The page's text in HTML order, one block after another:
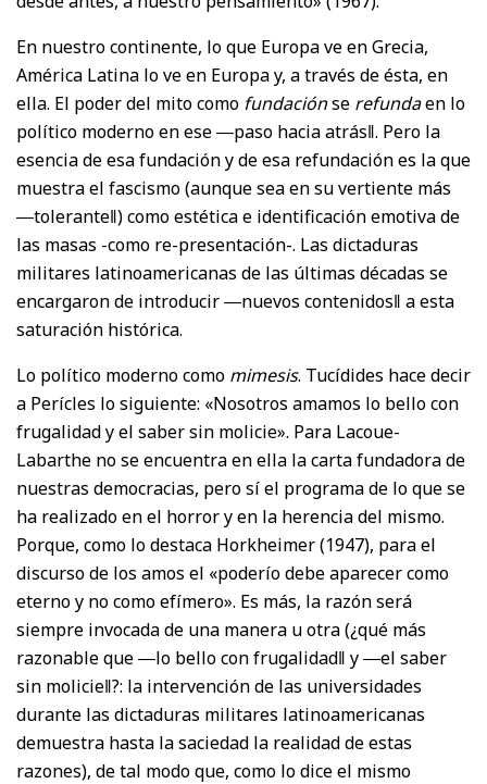
En nuestro continente, lo que Europa ve en Grecia,
América Latina lo ve en Europa y, a través de ésta, en
ella. El poder del mito como fundaciónse refundaen lo
político moderno en ese ―paso hacia atrás‖. Pero la
esencia de esa fundación y de esa refundación es la que
muestra el fascismo (aunque sea en su vertiente más
―tolerante‖) como estética e identificación emotiva de
las masas -como re-presentación-. Las dictaduras
militares latinoamericanas de las últimas décadas se
encargaron de introducir ―nuevos contenidos‖ a esta
saturación histórica.
Lo político moderno como mimesis. Tucídides hace decir
a Perícles lo siguiente: «Nosotros amamos lo bello con
frugalidad y el saber sin molicie». Para Lacoue-
Labarthe no se encuentra en ella la carta fundadora de
nuestras democracias, pero sí el programa de lo que se
ha realizado en el horror y en la herencia del mismo.
Porque, como lo destaca Horkheimer (1947), para el
discurso de los amos el «poderío debe aparecer como
eterno y no como efímero». Es más, la razón será
siempre invocada de una manera u otra (¿qué más
razonable que ―lo bello con frugalidad‖ y ―el saber
sin molicie‖?: la intervención de las universidades
durante las dictaduras militares latinoamericanas
demuestra hasta la saciedad la realidad de estas
razones), de tal modo que, como lo dice el mismo